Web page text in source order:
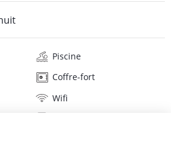
Piscine
Coffre-fort
Wifi